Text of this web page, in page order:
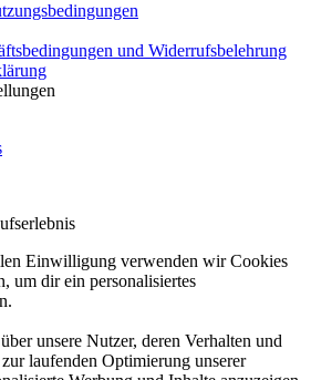
und Widerrufsbelehrung
Einwilligung verwenden wir Cookies
um dir ein personalisiertes
unsere Nutzer, deren Verhalten und
laufenden Optimierung unserer